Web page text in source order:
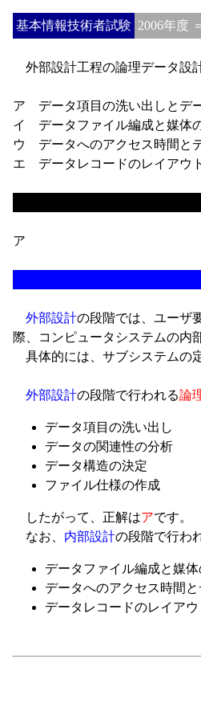
基本情報技術者試験 2006年度
外部設計工程の論理データ設
ア データ項目の洗い出しとデ
イ データファイル編成と媒体
ウ データへのアクセス時間と
エ データレコードのレイアウ
ア
外部設計の段階では、ユーザ
際、コンピュータシステムの内
具体的には、サブシステムの
外部設計の段階で行われる論
データ項目の洗い出し
データの関連性の分析
データ構造の決定
ファイル仕様の作成
したがって、正解はアです。
なお、 内部設計の段階で行わ
データファイル編成と媒体
データへのアクセス時間
データレコードのレイア